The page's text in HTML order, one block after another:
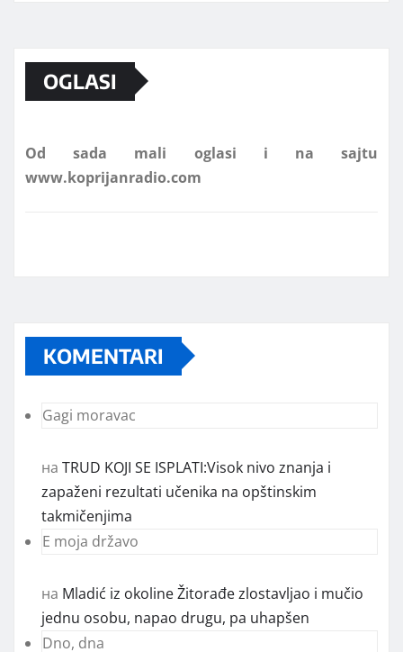
OGLASI
Od sada mali oglasi i na sajtu
KOMENTARI
Gagi moravac
на TRUD KOJI SE ISPLATI:Visok nivo znanja i
zapaženi rezultati učenika na opštinskim
takmičenjima
E moja državo
на Mladić iz okoline Žitorađe zlostavljao i mučio
jednu osobu, napao drugu, pa uhapšen
Dno, dna